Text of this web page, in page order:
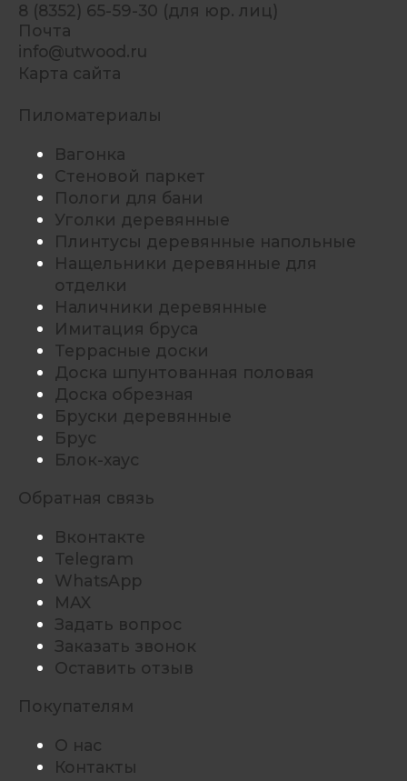
8 (8352) 65-59-30 (для юр. лиц)
Почта
info@utwood.ru
Карта сайта
Пиломатериалы
Вагонка
Стеновой паркет
Пологи для бани
Уголки деревянные
Плинтусы деревянные напольные
Нащельники деревянные для
отделки
Наличники деревянные
Имитация бруса
Террасные доски
Доска шпунтованная половая
Доска обрезная
Бруски деревянные
Брус
Блок-хаус
Обратная связь
Вконтакте
Telegram
WhatsApp
MAX
Задать вопрос
Заказать звонок
Оставить отзыв
Покупателям
О нас
Контакты